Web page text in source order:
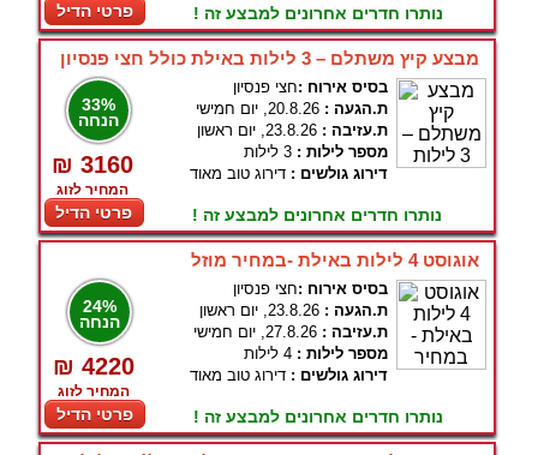
פרטי הדיל נותרו חדרים אחרונים למבצע זה !
מבצע קיץ משתלם – 3 לילות באילת כולל חצי פנסיון
33%
הנחה
₪ 3160
המחיר לזוג
פרטי הדיל
בסיס אירוח :חצי פנסיון
ת.הגעה : 20.8.26, יום חמישי
ת.עזיבה : 23.8.26, יום ראשון
מספר לילות : 3 לילות
דירוג גולשים : דירוג טוב מאוד
נותרו חדרים אחרונים למבצע זה !
אוגוסט 4 לילות באילת -במחיר מוזל
24%
הנחה
₪ 4220
המחיר לזוג
פרטי הדיל
בסיס אירוח :חצי פנסיון
ת.הגעה : 23.8.26, יום ראשון
ת.עזיבה : 27.8.26, יום חמישי
מספר לילות : 4 לילות
דירוג גולשים : דירוג טוב מאוד
נותרו חדרים אחרונים למבצע זה !